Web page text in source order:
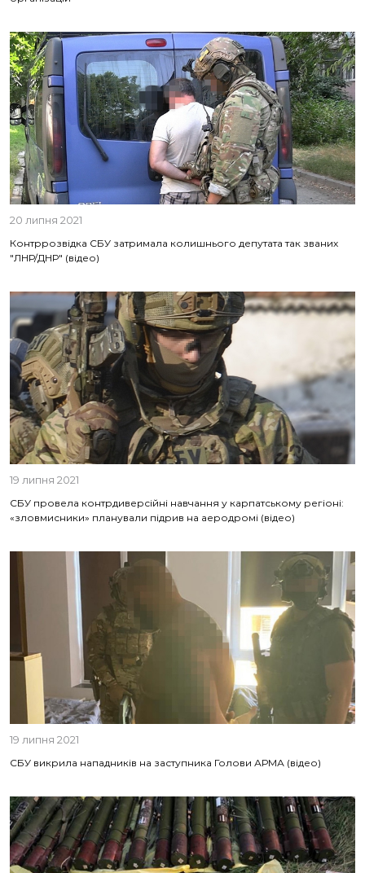
20 липня 2021
Контррозвідка СБУ затримала колишнього депутата так званих
"ЛНР/ДНР" (відео)
19 липня 2021
СБУ провела контрдиверсійні навчання у карпатському регіоні:
«зловмисники» планували підрив на аеродромі (відео)
19 липня 2021
СБУ викрила нападників на заступника Голови АРМА (відео)